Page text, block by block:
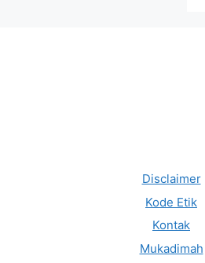
Disclaimer
Kode Etik
Kontak
Mukadimah